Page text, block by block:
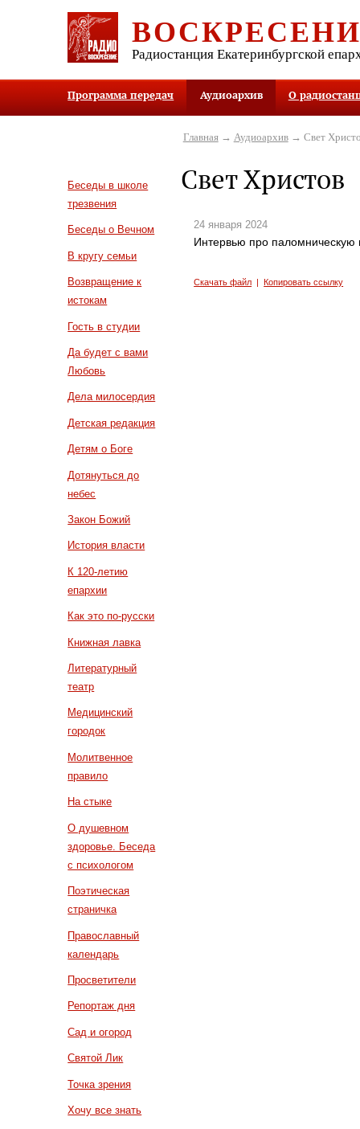
Радиостанция Екатеринбургской
Программа передач Аудиоархив О
Беседы в школе
трезвения
Беседы о Вечном
В кругу семьи
Возвращение к
истокам
Гость в студии
Да будет с вами
Любовь
Дела милосердия
Детская редакция
Детям о Боге
Дотянуться до
небес
Закон Божий
История власти
К 120-летию
епархии
Как это по-русски
Книжная лавка
Литературный
театр
Медицинский
городок
Молитвенное
правило
На стыке
О душевном
здоровье. Беседа
с психологом
Поэтическая
страничка
Православный
календарь
Просветители
Репортаж дня
Сад и огород
Святой Лик
Точка зрения
Хочу все знать
Главная→ Аудиоархив→ Свет
Свет Христов
24 января 2024
Интервью про паломническую
Скачать файл |Копировать ссылку